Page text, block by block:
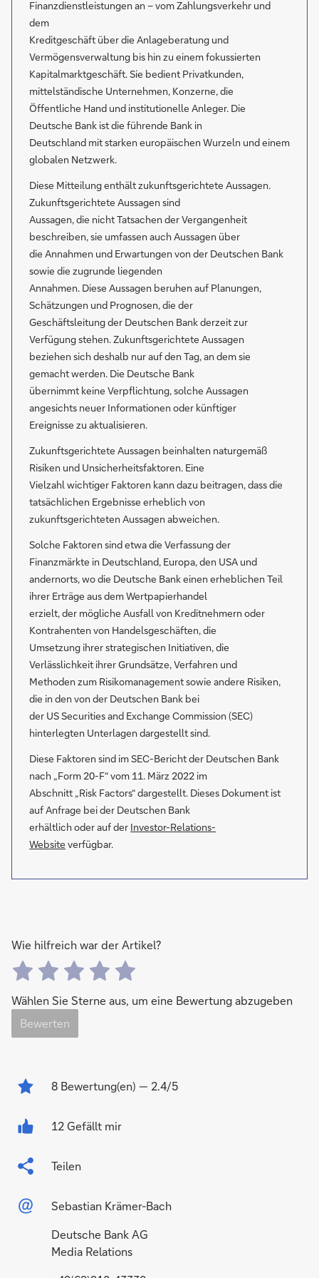
Finanzdienstleistungen an – vom Zahlungsverkehr und
dem
Kreditgeschäft über die Anlageberatung und
Vermögensverwaltung bis hin zu einem fokussierten
Kapitalmarktgeschäft. Sie bedient Privatkunden,
mittelständische Unternehmen, Konzerne, die
Öffentliche Hand und institutionelle Anleger. Die
Deutsche Bank ist die führende Bank in
Deutschland mit starken europäischen Wurzeln und einem
globalen Netzwerk.
Diese Mitteilung enthält zukunftsgerichtete Aussagen.
Zukunftsgerichtete Aussagen sind
Aussagen, die nicht Tatsachen der Vergangenheit
beschreiben, sie umfassen auch Aussagen über
die Annahmen und Erwartungen von der Deutschen Bank
sowie die zugrunde liegenden
Annahmen. Diese Aussagen beruhen auf Planungen,
Schätzungen und Prognosen, die der
Geschäftsleitung der Deutschen Bank derzeit zur
Verfügung stehen. Zukunftsgerichtete Aussagen
beziehen sich deshalb nur auf den Tag, an dem sie
gemacht werden. Die Deutsche Bank
übernimmt keine Verpflichtung, solche Aussagen
angesichts neuer Informationen oder künftiger
Ereignisse zu aktualisieren.
Zukunftsgerichtete Aussagen beinhalten naturgemäß
Risiken und Unsicherheitsfaktoren. Eine
Vielzahl wichtiger Faktoren kann dazu beitragen, dass die
tatsächlichen Ergebnisse erheblich von
zukunftsgerichteten Aussagen abweichen.
Solche Faktoren sind etwa die Verfassung der
Finanzmärkte in Deutschland, Europa, den USA und
andernorts, wo die Deutsche Bank einen erheblichen Teil
ihrer Erträge aus dem Wertpapierhandel
erzielt, der mögliche Ausfall von Kreditnehmern oder
Kontrahenten von Handelsgeschäften, die
Umsetzung ihrer strategischen Initiativen, die
Verlässlichkeit ihrer Grundsätze, Verfahren und
Methoden zum Risikomanagement sowie andere Risiken,
die in den von der Deutschen Bank bei
der US Securities and Exchange Commission (SEC)
hinterlegten Unterlagen dargestellt sind.
Diese Faktoren sind im SEC-Bericht der Deutschen Bank
nach „Form 20-F“ vom 11. März 2022 im
Abschnitt „Risk Factors“ dargestellt. Dieses Dokument ist
auf Anfrage bei der Deutschen Bank
erhältlich oder auf der Investor-Relations-
Website verfügbar.
Wie hilfreich war der Artikel?
Wählen Sie Sterne aus, um eine Bewertung abzugeben
Bewerten
8 Bewertung(en) — 2.4/5
12 Gefällt mir
Teilen
Sebastian Krämer-Bach
Deutsche Bank AG
Media Relations